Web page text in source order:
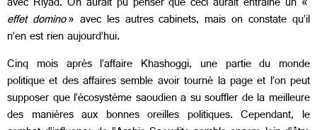
effet domino» avec les autres cabinets, mais on constate qu’il
n’en est rien aujourd’hui.
Cinq mois après l’affaire Khashoggi, une partie du monde
politique et des affaires semble avoir tourné la page et l’on peut
supposer que l’écosystème saoudien a su souffler de la meilleure
des manières aux bonnes oreilles politiques. Cependant, le